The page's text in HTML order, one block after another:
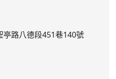
路八德段451巷140號